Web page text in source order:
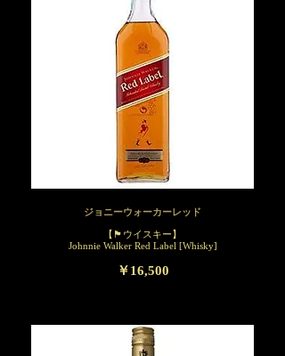
ジョニーウォーカーレッド
【🏴󠁧󠁢󠁳󠁣󠁴󠁿ウイスキー】
Johnnie Walker Red Label [Whisky]
￥16,500